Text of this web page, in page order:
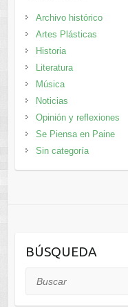
Archivo histórico
Artes Plásticas
Historia
Literatura
Música
Noticias
Opinión y reflexiones
Se Piensa en Paine
Sin categoría
BÚSQUEDA
Buscar